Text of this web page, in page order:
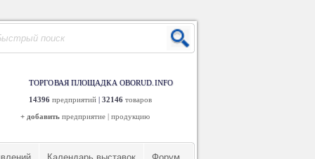
ТОРГОВАЯ ПЛОЩАДКА OBORUD.INFO
14396 предприятий | 32146 товаров
+ добавить предприятие | продукцию